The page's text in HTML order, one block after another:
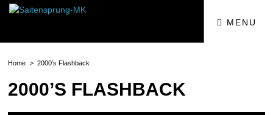
MENU
Home 2000’s Flashback
2000’S FLASHBACK